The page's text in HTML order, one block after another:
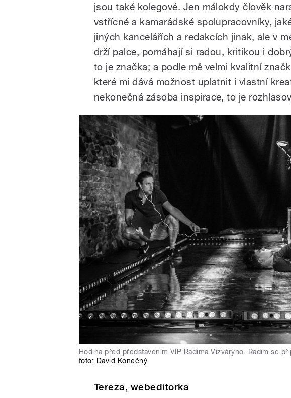
jsou také kolegové. Jen málokdy člověk
vstřícné a kamarádské spolupracovníky,
jiných kancelářích a redakcích jinak, ale v
drží palce, pomáhají si radou, kritikou i
to je značka; a podle mě velmi kvalitní
které mi dává možnost uplatnit i vlastní
nekonečná zásoba inspirace, to je
Hodina před představením VIP Radima Vizváryho. Radim se
foto: David Konečný
Tereza, webeditorka